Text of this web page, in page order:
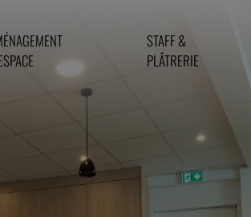
STAFF &
PLÂTRERIE